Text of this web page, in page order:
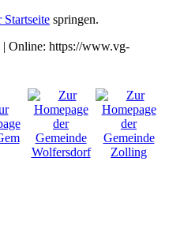
Startseite springen.
| Online: https://www.vg-